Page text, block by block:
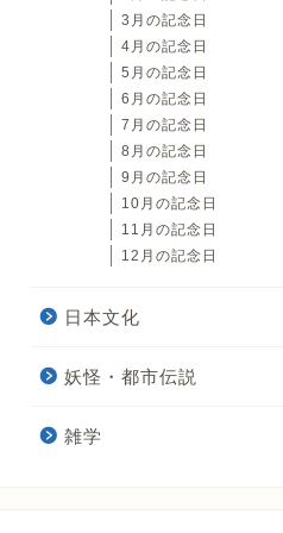
3月の記念日
4月の記念日
5月の記念日
6月の記念日
7月の記念日
8月の記念日
9月の記念日
10月の記念日
11月の記念日
12月の記念日
日本文化
妖怪・都市伝説
雑学